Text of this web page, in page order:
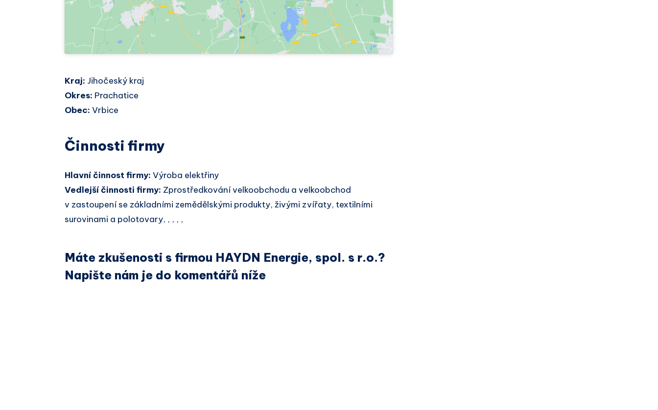
Kraj: Jihočeský kraj
Okres: Prachatice
Obec: Vrbice
Činnosti firmy
Hlavní činnost firmy: Výroba elektřiny
Vedlejší činnosti firmy: Zprostředkování velkoobchodu a velkoobchod
v zastoupení se základními zemědělskými produkty, živými zvířaty, textilními
surovinami a polotovary, , , , ,
Máte zkušenosti s firmou HAYDN Energie, spol. s r.o.?
Napište nám je do komentářů níže